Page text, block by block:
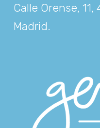
Calle Orense,
Madrid.